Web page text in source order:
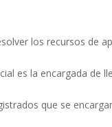
los recursos de
es la encargada de
que se